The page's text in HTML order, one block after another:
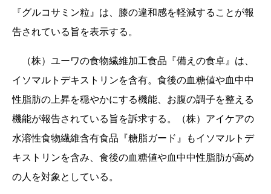
『グルコサミン粒』は、膝の違和感を軽減することが報
告されている旨を表示する。
（株）ユーワの食物繊維加工食品『備えの食卓』は、
イソマルトデキストリンを含有。食後の血糖値や血中中
性脂肪の上昇を穏やかにする機能、お腹の調子を整える
機能が報告されている旨を訴求する。（株）アイケアの
水溶性食物繊維含有食品『糖脂ガード』もイソマルトデ
キストリンを含み、食後の血糖値や血中中性脂肪が高め
の人を対象としている。